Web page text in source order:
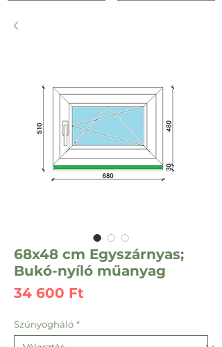
68x48 cm Egyszárnyas;
Bukó-nyíló műanyag
34 600 Ft
Szúnyogháló *